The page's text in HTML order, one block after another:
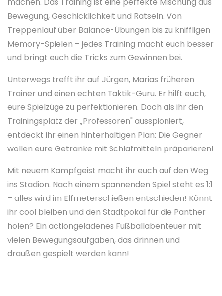
Bewegung, Geschicklichkeit und Rätseln. Von
Treppenlauf über Balance-Übungen bis zu kniffligen
Memory-Spielen – jedes Training macht euch besser
und bringt euch die Tricks zum Gewinnen bei.
Unterwegs trefft ihr auf Jürgen, Marias früheren
Trainer und einen echten Taktik-Guru. Er hilft euch,
eure Spielzüge zu perfektionieren. Doch als ihr den
Trainingsplatz der „Professoren" ausspioniert,
entdeckt ihr einen hinterhältigen Plan: Die Gegner
wollen eure Getränke mit Schlafmitteln präparieren!
Mit neuem Kampfgeist macht ihr euch auf den Weg
ins Stadion. Nach einem spannenden Spiel steht es 1:1
– alles wird im Elfmeterschießen entschieden! Könnt
ihr cool bleiben und den Stadtpokal für die Panther
holen? Ein actiongeladenes Fußballabenteuer mit
vielen Bewegungsaufgaben, das drinnen und
draußen gespielt werden kann!